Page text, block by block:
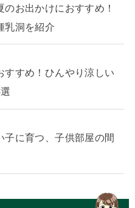
のお出かけにおすすめ！
乳洞を紹介
すすめ！ひんやり涼しい
子に育つ、子供部屋の間